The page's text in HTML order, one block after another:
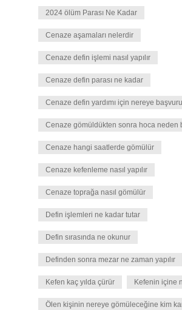
2024 ölüm Parası Ne Kadar
Cenaze aşamaları nelerdir
Cenaze defin işlemi nasıl yapılır
Cenaze defin parası ne kadar
Cenaze defin yardımı için nereye
Cenaze gömüldükten sonra hoca neden
Cenaze hangi saatlerde gömülür
Cenaze kefenleme nasıl yapılır
Cenaze toprağa nasıl gömülür
Defin işlemleri ne kadar tutar
Defin sırasında ne okunur
Definden sonra mezar ne zaman yapılır
Kefen kaç yılda çürür Kefenin içine
Ölen kişinin nereye gömüleceğine kim